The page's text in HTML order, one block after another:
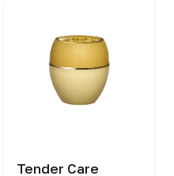
Tender Care